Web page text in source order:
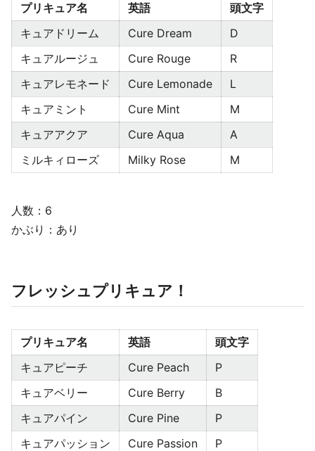
プリキュア名 英語
頭文字
キュアドリーム
Cure Dream
D
キュアルージュ
Cure Rouge
R
キュアレモネード
Cure Lemonade
L
キュアミント
Cure Mint
M
キュアアクア
Cure Aqua
A
ミルキィローズ
Milky Rose M
人数：6
かぶり：あり
フレッシュプリキュア！
プリキュア名 英語
頭文字
キュアピーチ
Cure Peach
P
キュアベリー
Cure Berry
B
キュアパイン
Cure Pine
P
キュアパッション
Cure Passion P